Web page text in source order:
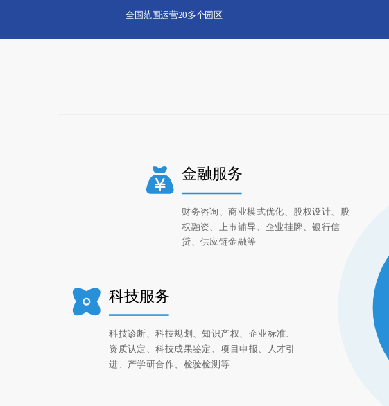
全国范围运营20多个园区
财务咨询、商业模式优化、股权设计、股
权融资、上市辅导、企业挂牌、银行信
贷、供应链金融等
科技服务
科技诊断、科技规划、知识产权、企业标准、
资质认定、科技成果鉴定、项目申报、人才引
进、产学研合作、检验检测等
金融服务